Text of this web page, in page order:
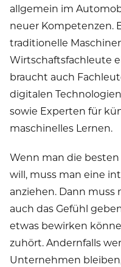
allgemein im
neuer Kompetenzen.
traditionelle
Wirtschaftsfachleute
braucht auch
digitalen
sowie Experten für
maschinelles Lernen.
Wenn man die
will, muss man eine
anziehen. Dann muss
auch das Gefühl
etwas bewirken
zuhört. Andernfalls
Unternehmen